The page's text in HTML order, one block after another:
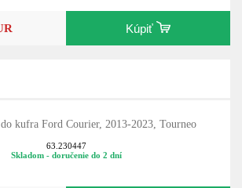
Kúpiť
kufra Ford Courier, 2013-2023, Tourneo
63.230447
Skladom - doručenie do 2 dní